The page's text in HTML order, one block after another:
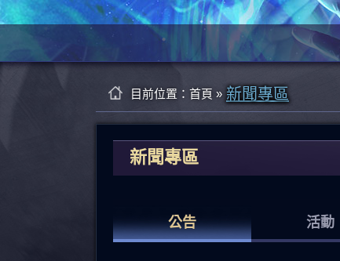
目前位置： 首頁 » 新聞專區
新聞專區
公告 活動